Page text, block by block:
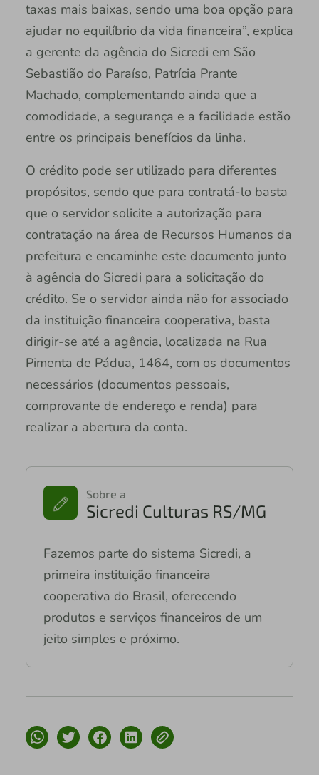
taxas mais baixas, sendo uma boa opção para
ajudar no equilíbrio da vida financeira”, explica
a gerente da agência do Sicredi em São
Sebastião do Paraíso, Patrícia Prante
Machado, complementando ainda que a
comodidade, a segurança e a facilidade estão
entre os principais benefícios da linha.
O crédito pode ser utilizado para diferentes
propósitos, sendo que para contratá-lo basta
que o servidor solicite a autorização para
contratação na área de Recursos Humanos da
prefeitura e encaminhe este documento junto
à agência do Sicredi para a solicitação do
crédito. Se o servidor ainda não for associado
da instituição financeira cooperativa, basta
dirigir-se até a agência, localizada na Rua
Pimenta de Pádua, 1464, com os documentos
necessários (documentos pessoais,
comprovante de endereço e renda) para
realizar a abertura da conta.
Sobre a
Sicredi Culturas RS/MG
Fazemos parte do sistema Sicredi, a
primeira instituição financeira
cooperativa do Brasil, oferecendo
produtos e serviços financeiros de um
jeito simples e próximo.